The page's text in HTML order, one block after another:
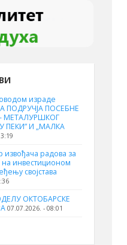
израде
ПОДРУЧЈА ПОСЕБНЕ
МЕТАЛУРШКОГ
ПЕКИ” И „МАЛКА
извођача радова за
на инвестиционом
својстава
ОКТOБАРСКЕ
07.07.2026. - 08:01